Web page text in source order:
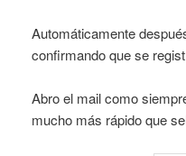
Automáticamente
confirmando que se
Abro el mail como
mucho más rápido que